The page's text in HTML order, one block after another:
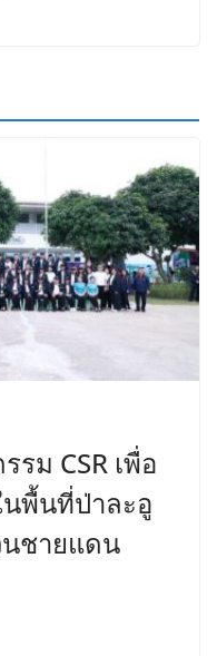
ม CSR เพื่อ
พื้นที่ป่าละอู
นชายแดน